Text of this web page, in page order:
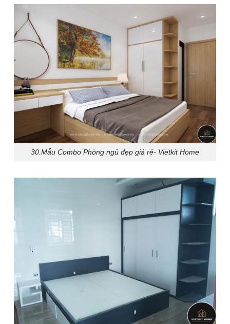
30.Mẫu Combo Phòng ngủ đẹp giá rẻ- Vietkit Home